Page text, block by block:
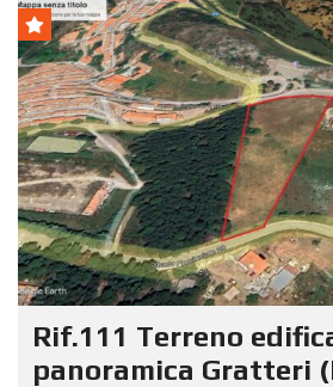
Rif.111 Terreno
panoramica Gratteri